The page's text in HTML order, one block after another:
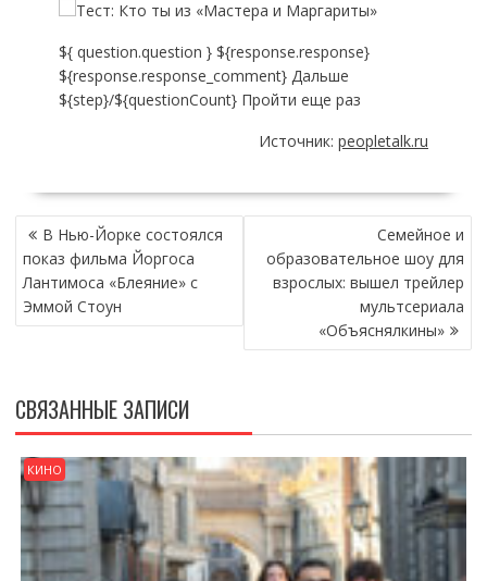
${ question.question } ${response.response}
${response.response_comment} Дальше
${step}/${questionCount} Пройти еще раз
Источник:peopletalk.ru
НАВИГАЦИЯ
ПО
ЗАПИСЯМ
В Нью-Йорке состоялся
показ фильма Йоргоса
Лантимоса «Блеяние» с
Эммой Стоун
Семейное и
образовательное шоу для
взрослых: вышел трейлер
мультсериала
«Объяснялкины»
СВЯЗАННЫЕ ЗАПИСИ
КИНО